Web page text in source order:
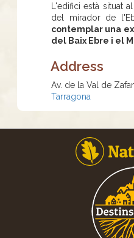
L'edifici està situat
del mirador de
contemplar una
del Baix Ebre i el
Address
Av. de la Val de
Tarragona